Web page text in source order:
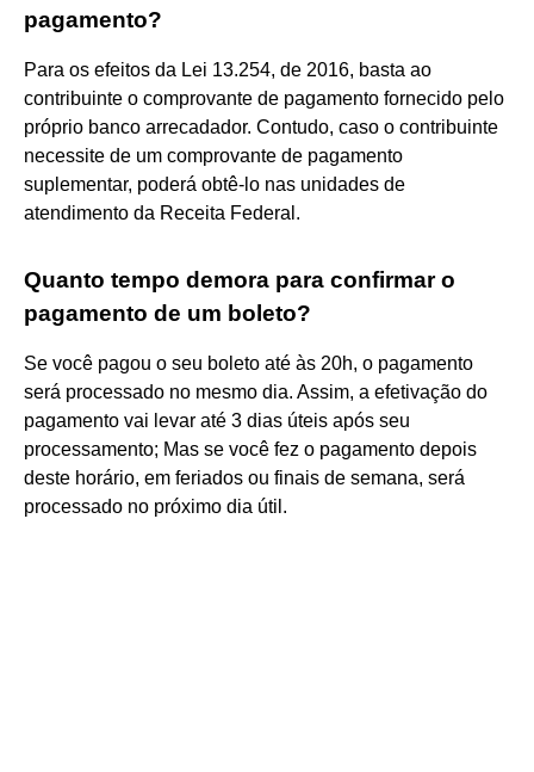
pagamento?
Para os efeitos da Lei 13.254, de 2016, basta ao
contribuinte o comprovante de pagamento fornecido pelo
próprio banco arrecadador. Contudo, caso o contribuinte
necessite de um comprovante de pagamento
suplementar, poderá obtê-lo nas unidades de
atendimento da Receita Federal.
Quanto tempo demora para confirmar o
pagamento de um boleto?
Se você pagou o seu boleto até às 20h, o pagamento
será processado no mesmo dia. Assim, a efetivação do
pagamento vai levar até 3 dias úteis após seu
processamento; Mas se você fez o pagamento depois
deste horário, em feriados ou finais de semana, será
processado no próximo dia útil.